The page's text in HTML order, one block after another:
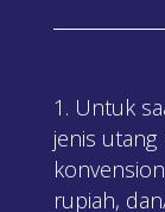
Untuk
jenis
rupiah,